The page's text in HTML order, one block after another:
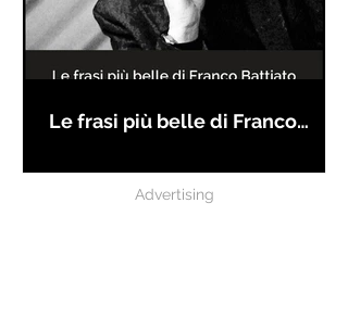
Le frasi più belle di Franco
Advertising